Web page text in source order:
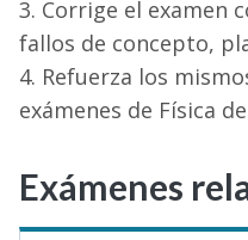
Corrige el examen
fallos de concepto,
Refuerza los
exámenes de Física
Exámenes